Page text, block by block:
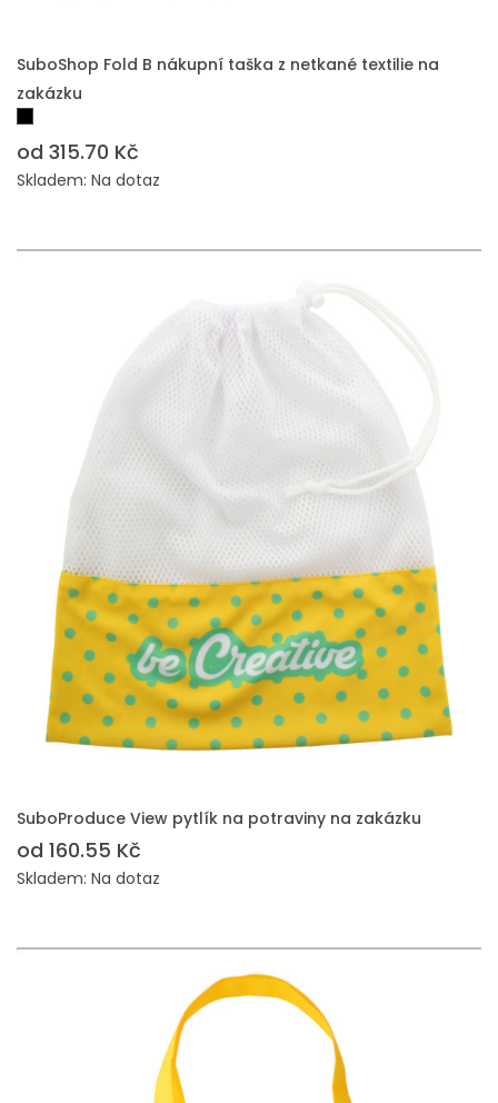
PŘIDAT DO POPTÁVKY
SuboShop Fold B nákupní taška z netkané textilie na
zakázku
od 315.70 Kč
Skladem: Na dotaz
PŘIDAT DO POPTÁVKY
SuboProduce View pytlík na potraviny na zakázku
od 160.55 Kč
Skladem: Na dotaz